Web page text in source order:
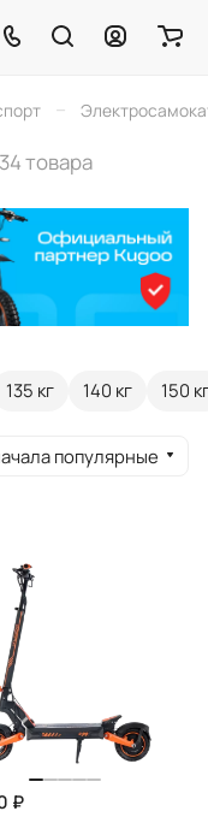
–
34 товара
135 кг 140 кг 150
популярные
₽